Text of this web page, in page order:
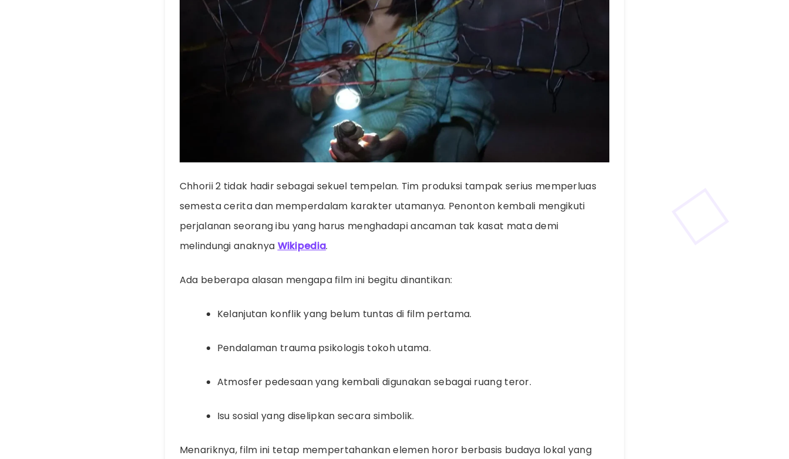
Chhorii 2 tidak hadir sebagai sekuel tempelan. Tim produksi tampak serius memperluas
semesta cerita dan memperdalam karakter utamanya. Penonton kembali mengikuti
perjalanan seorang ibu yang harus menghadapi ancaman tak kasat mata demi
melindungi anaknya Wikipedia.
Ada beberapa alasan mengapa film ini begitu dinantikan:
Kelanjutan konflik yang belum tuntas di film pertama.
Pendalaman trauma psikologis tokoh utama.
Atmosfer pedesaan yang kembali digunakan sebagai ruang teror.
Isu sosial yang diselipkan secara simbolik.
Menariknya, film ini tetap mempertahankan elemen horor berbasis budaya lokal yang